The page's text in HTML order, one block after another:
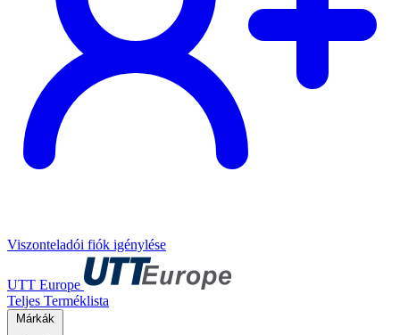
Viszonteladói fiók igénylése
UTT Europe
Teljes Terméklista
Márkák